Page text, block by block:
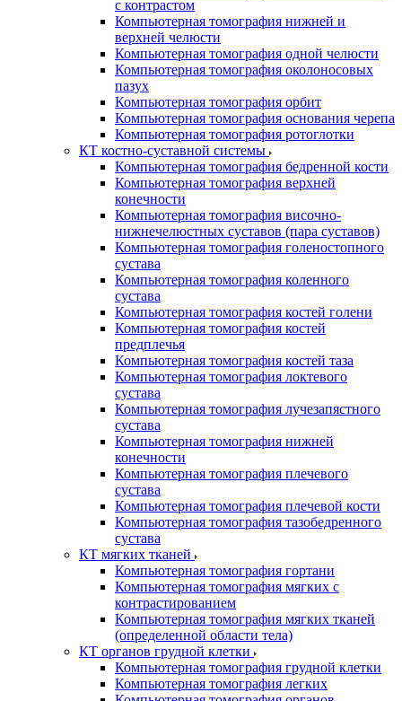
с контрастом
Компьютерная томография нижней и
верхней челюсти
Компьютерная томография одной челюсти
Компьютерная томография околоносовых
пазух
Компьютерная томография орбит
Компьютерная томография основания черепа
Компьютерная томография ротоглотки
КТ костно-суставной системы
Компьютерная томография бедренной кости
Компьютерная томография верхней
конечности
Компьютерная томография височно-
нижнечелюстных суставов (пара суставов)
Компьютерная томография голеностопного
сустава
Компьютерная томография коленного
сустава
Компьютерная томография костей голени
Компьютерная томография костей
предплечья
Компьютерная томография костей таза
Компьютерная томография локтевого
сустава
Компьютерная томография лучезапястного
сустава
Компьютерная томография нижней
конечности
Компьютерная томография плечевого
сустава
Компьютерная томография плечевой кости
Компьютерная томография тазобедренного
сустава
КТ мягких тканей
Компьютерная томография гортани
Компьютерная томография мягких с
контрастированием
Компьютерная томография мягких тканей
(определенной области тела)
КТ органов грудной клетки
Компьютерная томография грудной клетки
Компьютерная томография легких